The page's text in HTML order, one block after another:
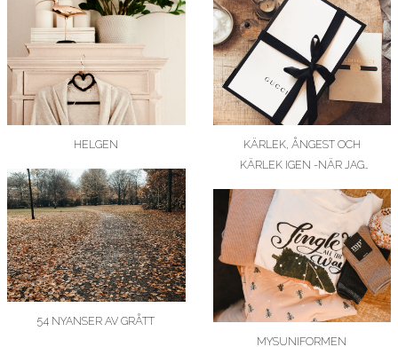
HELGEN
54 NYANSER AV GRÅTT
KÄRLEK, ÅNGEST OCH
KÄRLEK IGEN -NÄR JAG
MYSUNIFORMEN